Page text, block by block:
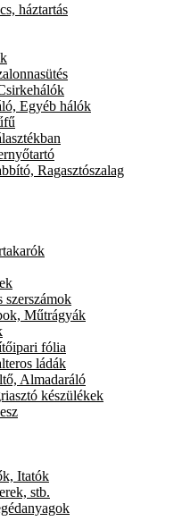
háztartás
Egyéb hálók
Ragasztószalag
szerszámok
Műtrágyák
fólia
ládák
Almadaráló
készülékek
Itatók
stb.